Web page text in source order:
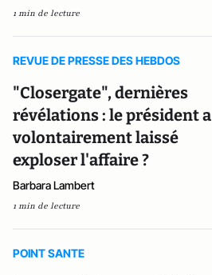
1 min de lecture
REVUE DE PRESSE DES HEBDOS
"Closergate", dernières
révélations : le président
volontairement laissé
exploser l'affaire ?
Barbara Lambert
1 min de lecture
POINT SANTE